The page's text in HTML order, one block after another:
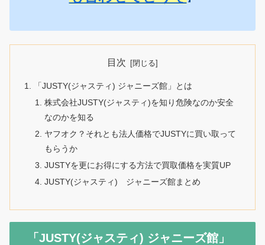
目次
「JUSTY(ジャスティ) ジャニーズ館」とは
株式会社JUSTY(ジャスティ)を知り危険なのか安全
なのかを知る
ヤフオク？それとも法人価格でJUSTYに買い取って
もらうか
JUSTYを更にお得にする方法で買取価格を実質UP
JUSTY(ジャスティ) ジャニーズ館まとめ
「JUSTY(ジャスティ) ジャニーズ館」